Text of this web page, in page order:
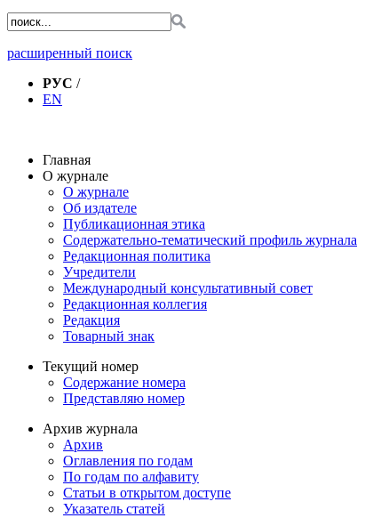
расширенный поиск
РУС /
EN
Главная
О журнале
О журнале
Об издателе
Публикационная этика
Содержательно-тематический профиль журнала
Редакционная политика
Учредители
Международный консультативный совет
Редакционная коллегия
Редакция
Товарный знак
Текущий номер
Содержание номера
Представляю номер
Архив журнала
Архив
Оглавления по годам
По годам по алфавиту
Статьи в открытом доступе
Указатель статей